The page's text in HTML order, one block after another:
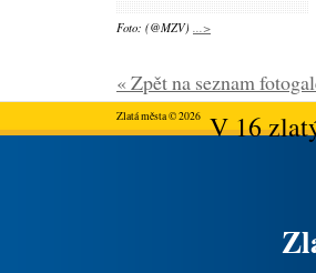
Foto: (@MZV) ...>
« Zpět na seznam
Zlatá města © 2026V 16